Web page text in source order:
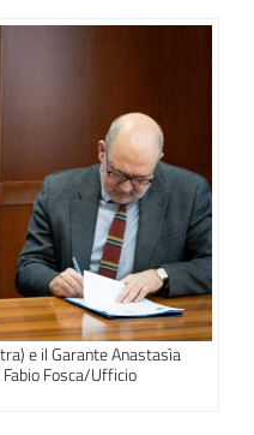
e il Garante Anastasìa
Fosca/Ufficio